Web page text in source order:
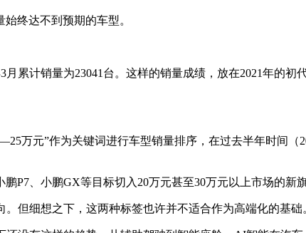
终达不到预期的车型。
累计销量为23041台。这样的销量成绩，放在2021年的初
万元”作为关键词进行车型销量排序，在过去半年时间（
P7、小鹏GX等目标切入20万元甚至30万元以上市场的新旗
但细想之下，这两种标签也许并不适合作为高端化的基础